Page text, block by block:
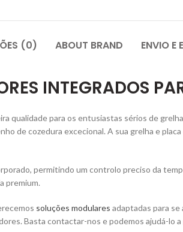
(0) ABOUT BRAND ENVIO E
INTEGRADOS
qualidade para os entusiastas sérios de
de cozedura excecional. A sua grelha e
permitindo um controlo preciso da
premium.
soluções modulares adaptadas para
Basta contactar-nos e podemos ajudá-lo